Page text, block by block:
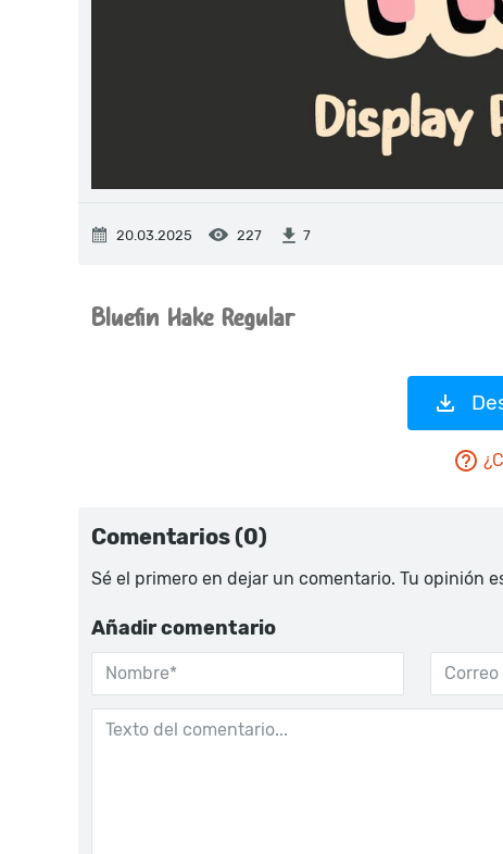
20.03.2025 227 7
Comentarios (0)
Sé el primero en dejar un comentario. Tu opinión
Añadir comentario